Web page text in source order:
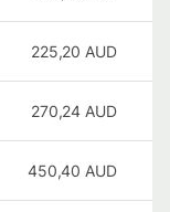
225,20 AUD
270,24 AUD
450,40 AUD